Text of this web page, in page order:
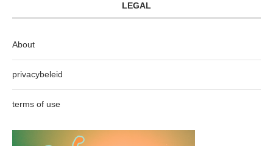
LEGAL
About
privacybeleid
terms of use